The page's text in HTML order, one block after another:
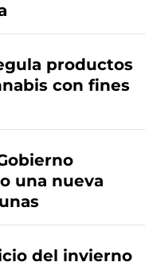
productos
con fines
una nueva
del invierno